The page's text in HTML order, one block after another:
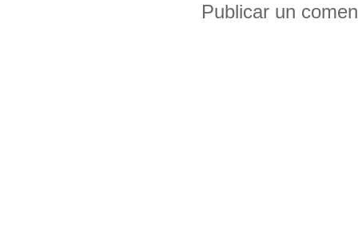
Publicar un